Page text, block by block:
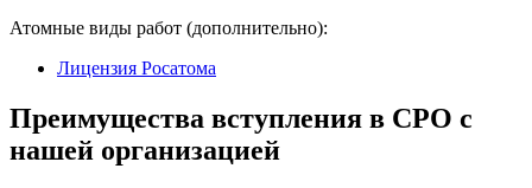
Атомные виды работ (дополнительно):
Лицензия Росатома
Преимущества вступления в СРО с
нашей организацией